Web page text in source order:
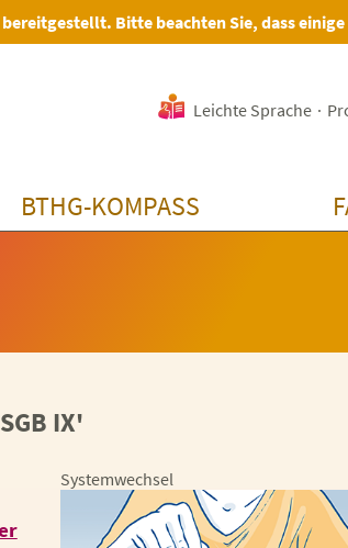
bereitgestellt. Bitte beachten Sie, dass
Leichte Sprache ·
BTHG-KOMPASS
IX'
Systemwechsel